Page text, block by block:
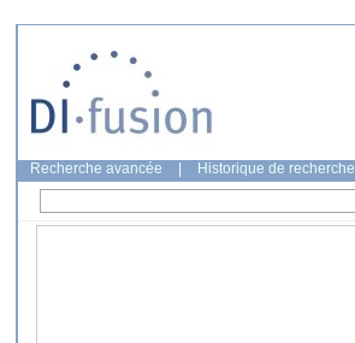
Recherche avancée Historique de recherche